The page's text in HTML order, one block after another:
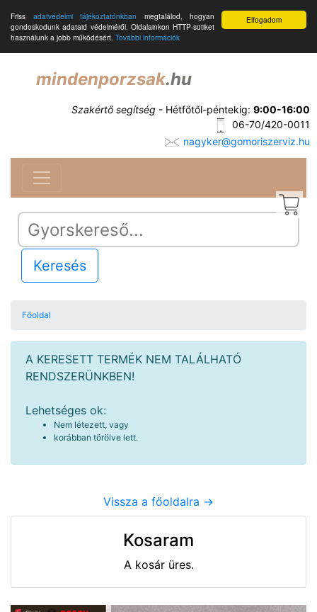
Elfogadom
Friss adatvédelmi tájékoztatónkban megtalálod, hogyan
gondoskodunk adataid védelméről. Oldalainkon HTTP-sütiket
használunk a jobb működésért. További információk
mindenporzsak.hu
Szakértő segítség - Hétfőtől-péntekig: 9:00-16:00
06-70/420-0011
nagyker@gomoriszerviz.hu
Keresés
Főoldal
A KERESETT TERMÉK NEM TALÁLHATÓ
RENDSZERÜNKBEN!
Lehetséges ok:
Nem létezett, vagy
korábban törölve lett.
Vissza a főoldalra ->
Kosaram
A kosár üres.